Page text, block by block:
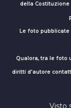
della
Le foto pubblicate
Qualora, tra le foto
diritti d'autore
Visto